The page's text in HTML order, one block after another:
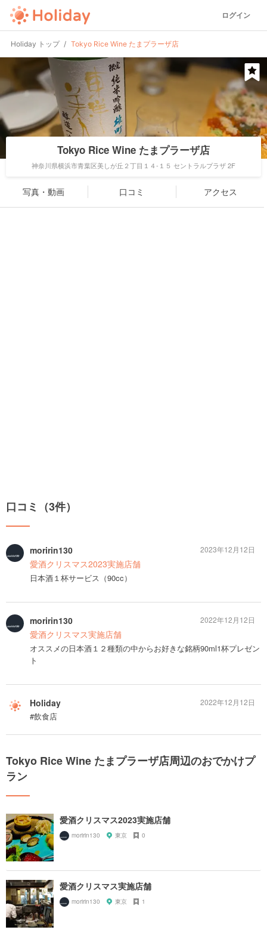
ログイン
Holiday トップ Tokyo Rice Wine たまプラーザ店
Tokyo Rice Wine たまプラーザ店
神奈川県横浜市青葉区美しが丘２丁目１４-１５ セントラルプラザ 2F
写真・動画 口コミ アクセス
口コミ（3件）
moririn130
愛酒クリスマス2023実施店舗
日本酒１杯サービス（90cc）
2023年12月12日
moririn130
愛酒クリスマス実施店舗
オススメの日本酒１２種類の中からお好きな銘柄90ml1杯プレゼン
ト
2022年12月12日
Holiday
#飲食店
2022年12月12日
Tokyo Rice Wine たまプラーザ店周辺のおでかけプ
ラン
愛酒クリスマス2023実施店舗
moririn130 東京 0
愛酒クリスマス実施店舗
moririn130 東京 1